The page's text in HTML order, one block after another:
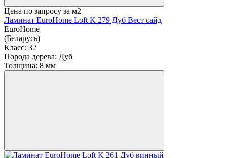
Цена по запросу за м2
Ламинат EuroHome Loft K 279 Дуб Вест сайд
EuroHome
(Беларусь)
Класс: 32
Порода дерева: Дуб
Толщина: 8 мм